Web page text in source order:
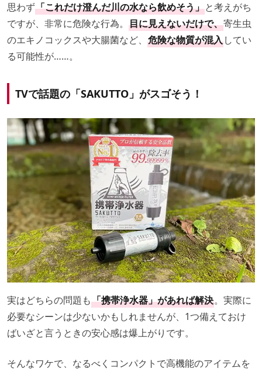
思わず「これだけ澄んだ川の水なら飲めそう」と考えがち
ですが、非常に危険な行為。 目に見えないだけで、寄生虫
のエキノコックスや大腸菌など、 危険な物質が混入してい
る可能性が……。
TVで話題の「SAKUTTO」がスゴそう！
実はどちらの問題も「携帯浄水器」があれば解決。実際に
必要なシーンは少ないかもしれませんが、1つ備えておけ
ばいざと言うときの安心感は爆上がりです。
そんなワケで、なるべくコンパクトで高機能のアイテムを